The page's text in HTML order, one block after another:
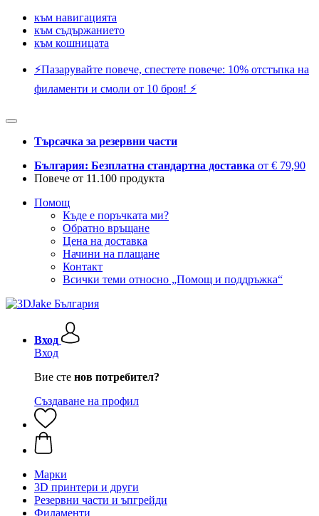
към навигацията
към съдържанието
към кошницата
⚡️Пазарувайте повече, спестете повече: 10% отстъпка на
филаменти и смоли от 10 броя! ⚡️
Търсачка за резервни части
България: Безплатна стандартна доставка от € 79,90
Повече от 11.100 продукта
Помощ
Къде е поръчката ми?
Обратно връщане
Цена на доставка
Начини на плащане
Контакт
Всички теми относно „Помощ и поддръжка“
Вход
Вход
Вие сте нов потребител?
Създаване на профил
Mарки
3D принтери и други
Резервни части и ъпгрейди
Филаменти